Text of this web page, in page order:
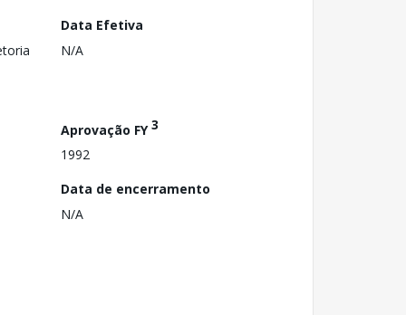
Data Efetiva
N/A
Aprovação FY3
1992
Data de encerramento
N/A